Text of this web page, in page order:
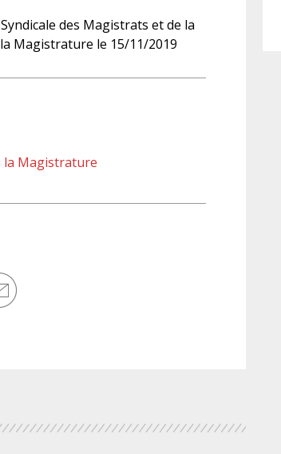
des Magistrats et de la
Magistrature le 15/11/2019
la Magistrature